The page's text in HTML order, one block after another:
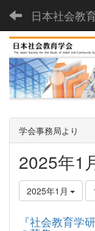
日本社会教
学会事務局より
2025年1
2025年1月
『社会教育学